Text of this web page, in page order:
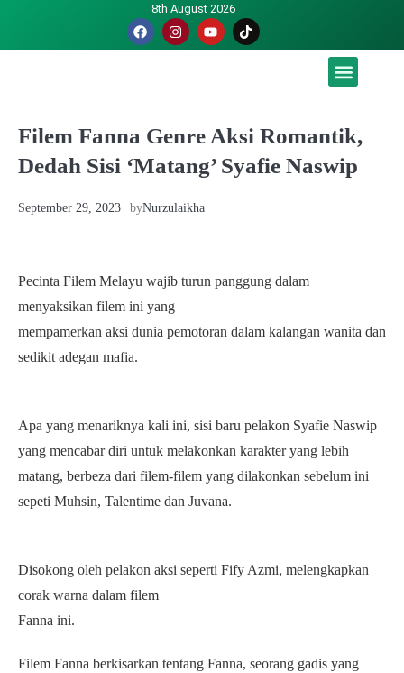
8th August 2026
Filem Fanna Genre Aksi Romantik,
Dedah Sisi ‘Matang’ Syafie Naswip
September 29, 2023 byNurzulaikha
Pecinta Filem Melayu wajib turun panggung dalam
menyaksikan filem ini yang
mempamerkan aksi dunia pemotoran dalam kalangan wanita dan
sedikit adegan mafia.
Apa yang menariknya kali ini, sisi baru pelakon Syafie Naswip
yang mencabar diri untuk melakonkan karakter yang lebih
matang, berbeza dari filem-filem yang dilakonkan sebelum ini
sepeti Muhsin, Talentime dan Juvana.
Disokong oleh pelakon aksi seperti Fify Azmi, melengkapkan
corak warna dalam filem
Fanna ini.
Filem Fanna berkisarkan tentang Fanna, seorang gadis yang